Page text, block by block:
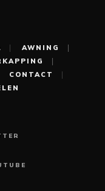
AWNING
CONTACT